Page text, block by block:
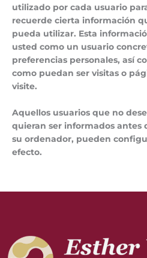
utilizado por cada usuario
recuerde cierta información
pueda utilizar. Esta
usted como un usuario
preferencias personales, así
como puedan ser visitas o
visite.
Aquellos usuarios que no
quieran ser informados antes
su ordenador, pueden
efecto.